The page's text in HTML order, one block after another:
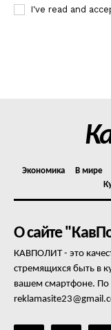
Контакты
I've read and
Экономика В мире
О сайте
КАВПОЛИТ - это
стремящихся быть в
вашем смартфоне.